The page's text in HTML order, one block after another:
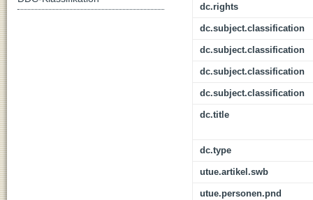
dc.rights
dc.subject.classification
dc.subject.classification
dc.subject.classification
dc.subject.classification
dc.title
dc.type
utue.artikel.swb
utue.personen.pnd